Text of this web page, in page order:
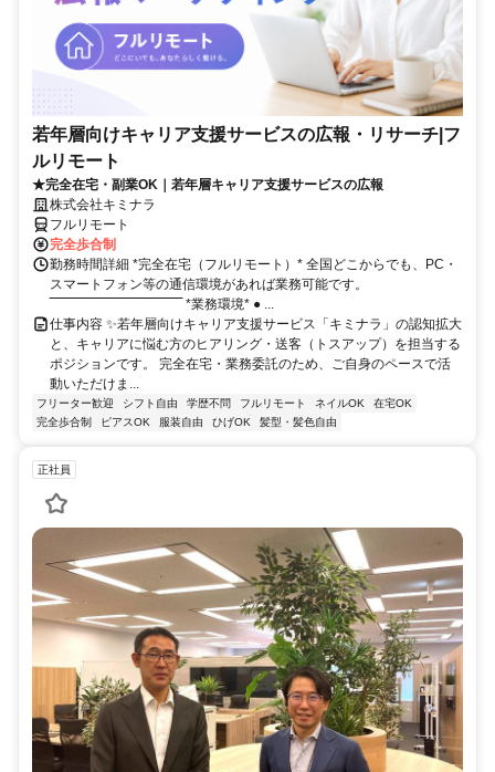
若年層向けキャリア支援サービスの広報・リサーチ|フ
ルリモート
★完全在宅・副業OK｜若年層キャリア支援サービスの広報
株式会社キミナラ
フルリモート
完全歩合制
勤務時間詳細 *完全在宅（フルリモート）* 全国どこからでも、PC・
スマートフォン等の通信環境があれば業務可能です。
‾‾‾‾‾‾‾‾‾‾‾‾‾‾‾‾‾‾‾‾‾‾‾‾‾‾‾‾‾‾ *業務環境* ● ...
仕事内容 ✨若年層向けキャリア支援サービス「キミナラ」の認知拡大
と、キャリアに悩む方のヒアリング・送客（トスアップ）を担当する
ポジションです。 完全在宅・業務委託のため、ご自身のペースで活
動いただけま...
フリーター歓迎 シフト自由 学歴不問 フルリモート ネイルOK
在宅OK
完全歩合制
ピアスOK 服装自由 ひげOK 髪型・髪色自由
正社員